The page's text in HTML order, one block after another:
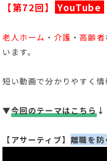
【第72回】 YouTube
老人ホーム ・ 介護 ・高齢者
います。
短い動画で分かりやすく
▼今回のテーマはこちら↓
【アサーティブ】 離職を